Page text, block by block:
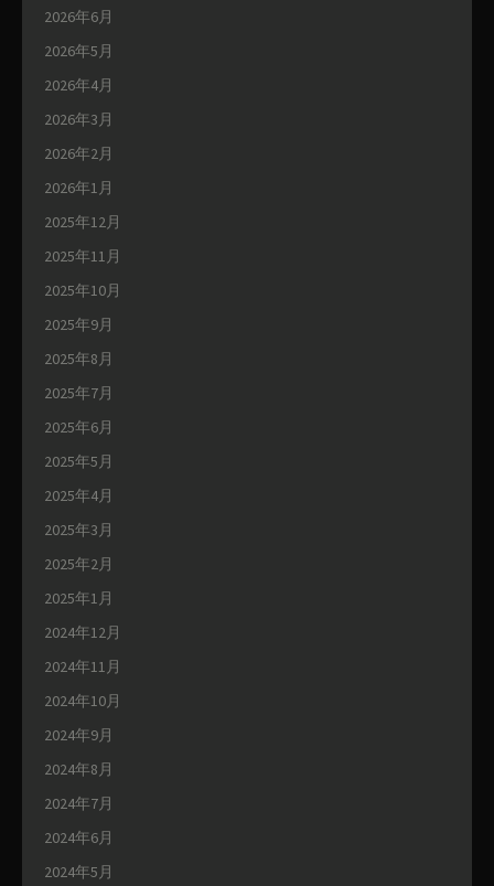
2026年6月
2026年5月
2026年4月
2026年3月
2026年2月
2026年1月
2025年12月
2025年11月
2025年10月
2025年9月
2025年8月
2025年7月
2025年6月
2025年5月
2025年4月
2025年3月
2025年2月
2025年1月
2024年12月
2024年11月
2024年10月
2024年9月
2024年8月
2024年7月
2024年6月
2024年5月